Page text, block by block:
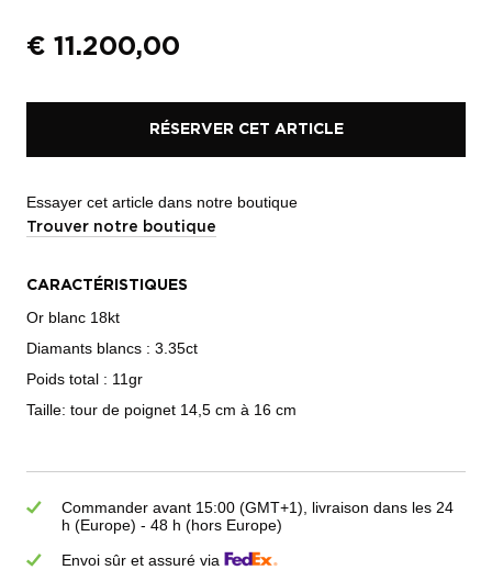
€ 11.200,00
RÉSERVER CET ARTICLE
Essayer cet article dans notre boutique
Trouver notre boutique
CARACTÉRISTIQUES
Or blanc 18kt
Diamants blancs : 3.35ct
Poids total : 11gr
Taille: tour de poignet 14,5 cm à 16 cm
Commander avant 15:00 (GMT+1), livraison dans les 24
h (Europe) - 48 h (hors Europe)
Envoi sûr et assuré via